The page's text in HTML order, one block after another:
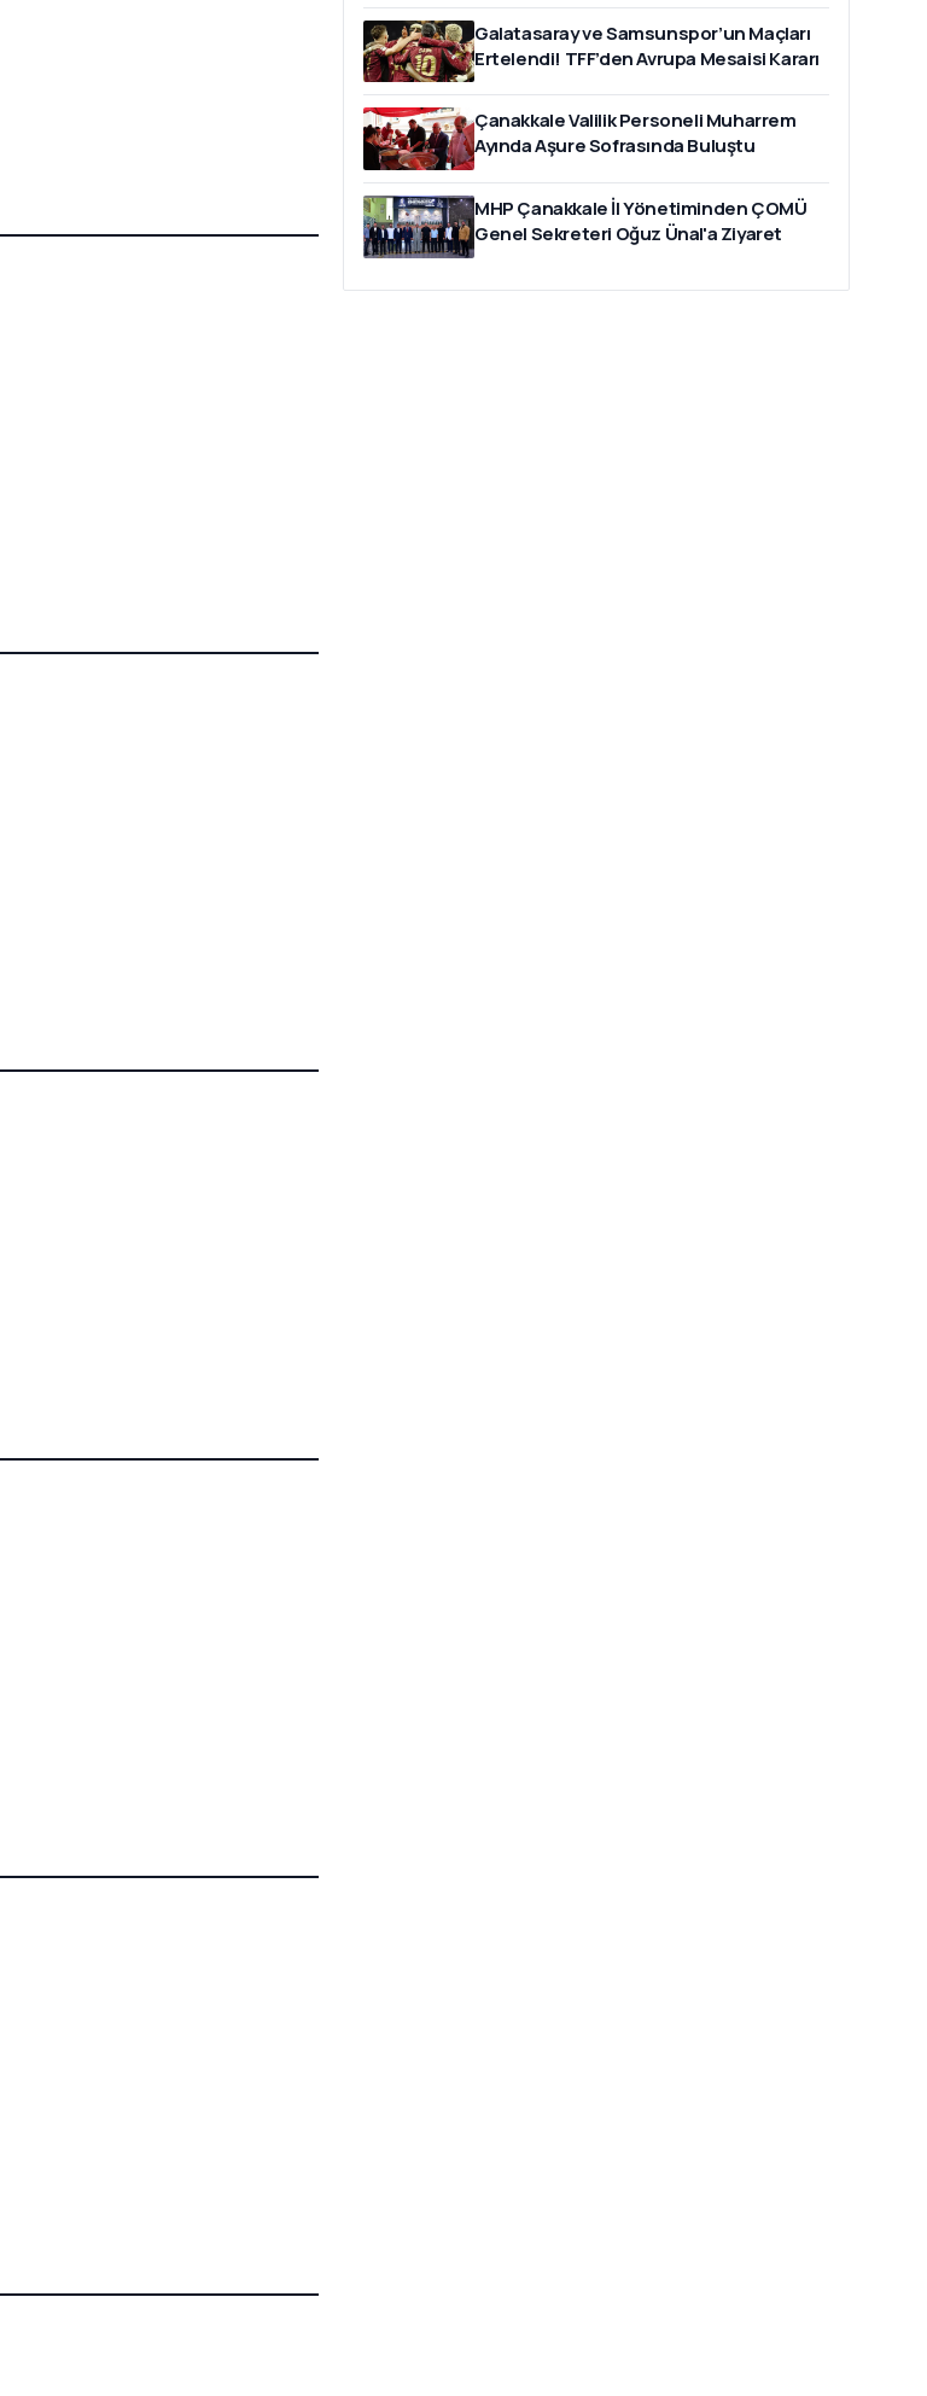
Galatasaray ve Samsunspor’un Maçları
Ertelendi! TFF’den Avrupa Mesaisi Kararı
Çanakkale Valilik Personeli Muharrem
Ayında Aşure Sofrasında Buluştu
MHP Çanakkale İl Yönetiminden ÇOMÜ
Genel Sekreteri Oğuz Ünal'a Ziyaret